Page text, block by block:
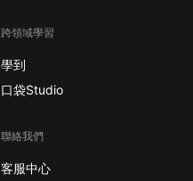
跨領域學習
學到
口袋Studio
聯絡我們
客服中心